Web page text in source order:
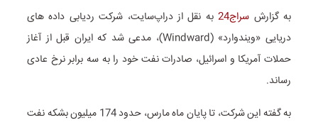
به گزارش سراج24
به نقل از دراپ‌سایت، شرکت ردیابی داده های
دریایی «ویندوارد» (Windward)، مدعی شد که ایران قبل از آغاز
حملات آمریکا و اسرائیل، صادرات نفت خود را به سه برابر نرخ عادی
رساند.
به گفته این شرکت، تا پایان ماه مارس، حدود 174 میلیون بشکه نفت